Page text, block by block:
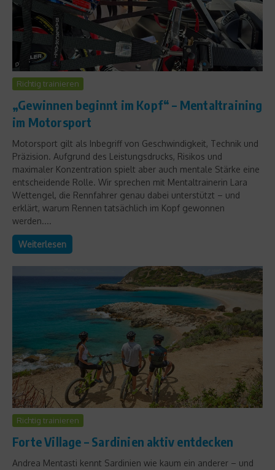
Richtig trainieren
„Gewinnen beginnt im Kopf“ – Mentaltraining
im Motorsport
Motorsport gilt als Inbegriff von Geschwindigkeit, Technik und
Präzision. Aufgrund des Leistungsdrucks, Risikos und
maximaler Konzentration spielt aber auch mentale Stärke eine
entscheidende Rolle. Wir sprechen mit Mentaltrainerin Lara
Wettengel, die Rennfahrer genau dabei unterstützt – und
erklärt, warum Rennen tatsächlich im Kopf gewonnen
werden....
Weiterlesen
Richtig trainieren
Forte Village – Sardinien aktiv entdecken
Andrea Mentasti kennt Sardinien wie kaum ein anderer – und